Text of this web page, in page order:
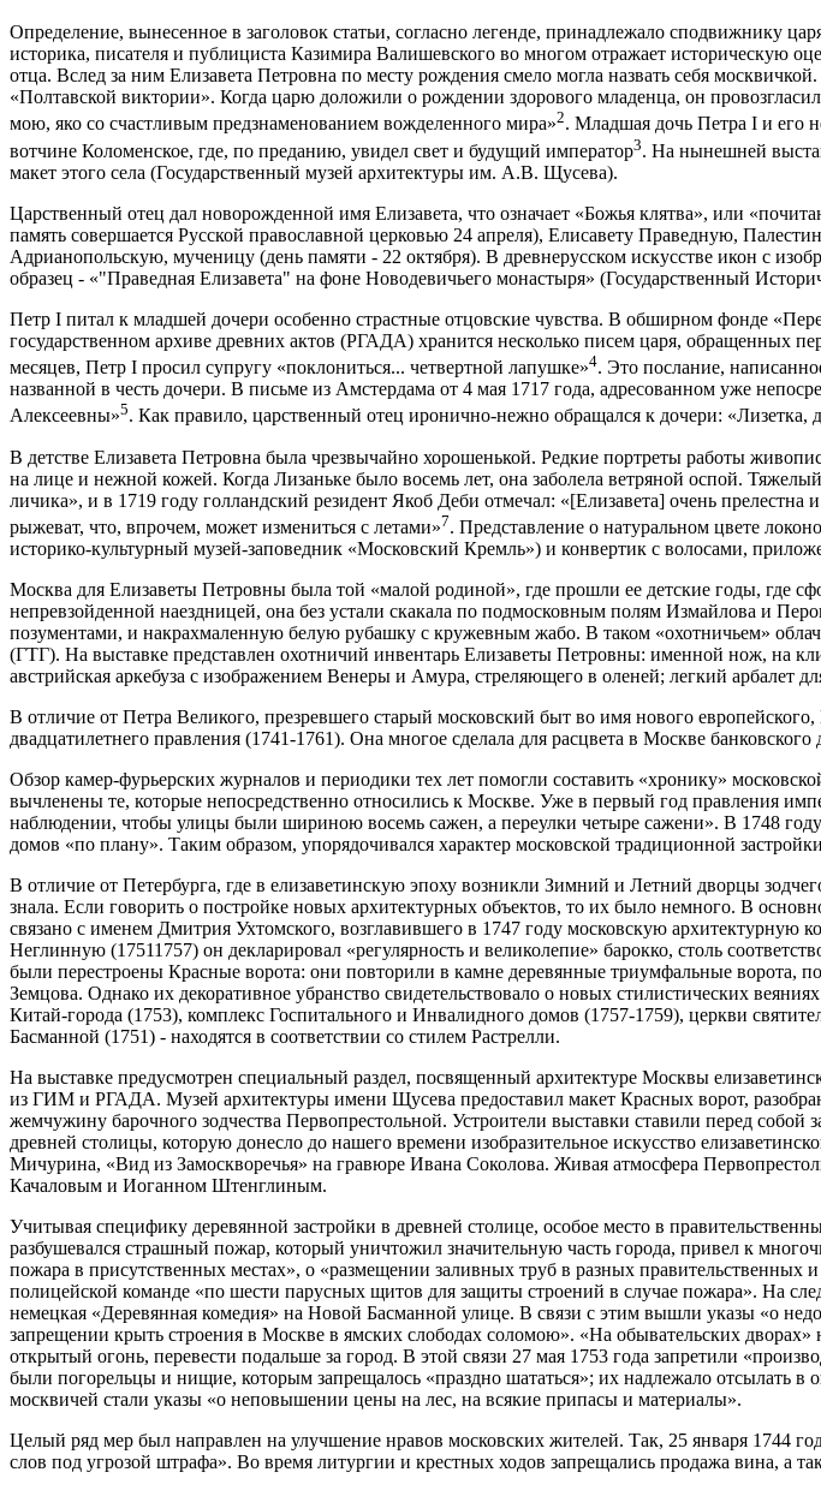
Определение, вынесенное в заголовок статьи, согласно легенде, принадлежало сподвижнику
историка, писателя и публициста Казимира Валишевского во многом отражает историческую
отца. Вслед за ним Елизавета Петровна по месту рождения смело могла назвать себя
«Полтавской виктории». Когда царю доложили о рождении здорового младенца, он
мою, яко со счастливым предзнаменованием вожделенного мира»2. Младшая дочь Петра I и его
вотчине Коломенское, где, по преданию, увидел свет и будущий император3. На нынешней
макет этого села (Государственный музей архитектуры им. А.В. Щусева).
Царственный отец дал новорожденной имя Елизавета, что означает «Божья клятва», или
память совершается Русской православной церковью 24 апреля), Елисавету Праведную,
Адрианопольскую, мученицу (день памяти - 22 октября). В древнерусском искусстве икон с
образец - «"Праведная Елизавета" на фоне Новодевичьего монастыря» (Государственный
Петр I питал к младшей дочери особенно страстные отцовские чувства. В обширном фонде
государственном архиве древних актов (РГАДА) хранится несколько писем царя, обращенных
месяцев, Петр I просил супругу «поклониться... четвертной лапушке»4. Это послание,
названной в честь дочери. В письме из Амстердама от 4 мая 1717 года, адресованном уже
Алексеевны»5. Как правило, царственный отец иронично-нежно обращался к дочери: «Лизетка,
В детстве Елизавета Петровна была чрезвычайно хорошенькой. Редкие портреты работы
на лице и нежной кожей. Когда Лизаньке было восемь лет, она заболела ветряной оспой.
личика», и в 1719 году голландский резидент Якоб Деби отмечал: «[Елизавета] очень
рыжеват, что, впрочем, может измениться с летами»7. Представление о натуральном цвете
историко-культурный музей-заповедник «Московский Кремль») и конвертик с волосами,
Москва для Елизаветы Петровны была той «малой родиной», где прошли ее детские годы, где
непревзойденной наездницей, она без устали скакала по подмосковным полям Измайлова и
позументами, и накрахмаленную белую рубашку с кружевным жабо. В таком «охотничьем»
(ГТГ). На выставке представлен охотничий инвентарь Елизаветы Петровны: именной нож, на
австрийская аркебуза с изображением Венеры и Амура, стреляющего в оленей; легкий
В отличие от Петра Великого, презревшего старый московский быт во имя нового
двадцатилетнего правления (1741-1761). Она многое сделала для расцвета в Москве
Обзор камер-фурьерских журналов и периодики тех лет помогли составить «хронику»
вычленены те, которые непосредственно относились к Москве. Уже в первый год правления
наблюдении, чтобы улицы были шириною восемь сажен, а переулки четыре сажени». В 1748
домов «по плану». Таким образом, упорядочивался характер московской традиционной
В отличие от Петербурга, где в елизаветинскую эпоху возникли Зимний и Летний дворцы
знала. Если говорить о постройке новых архитектурных объектов, то их было немного. В
связано с именем Дмитрия Ухтомского, возглавившего в 1747 году московскую архитектурную
Неглинную (17511757) он декларировал «регулярность и великолепие» барокко, столь
были перестроены Красные ворота: они повторили в камне деревянные триумфальные ворота,
Земцова. Однако их декоративное убранство свидетельствовало о новых стилистических
Китай-города (1753), комплекс Госпитального и Инвалидного домов (1757-1759), церкви
Басманной (1751) - находятся в соответствии со стилем Растрелли.
На выставке предусмотрен специальный раздел, посвященный архитектуре Москвы
из ГИМ и РГАДА. Музей архитектуры имени Щусева предоставил макет Красных ворот,
жемчужину барочного зодчества Первопрестольной. Устроители выставки ставили перед собой
древней столицы, которую донесло до нашего времени изобразительное искусство
Мичурина, «Вид из Замоскворечья» на гравюре Ивана Соколова. Живая атмосфера
Качаловым и Иоганном Штенглиным.
Учитывая специфику деревянной застройки в древней столице, особое место в
разбушевался страшный пожар, который уничтожил значительную часть города, привел к
пожара в присутственных местах», о «размещении заливных труб в разных
полицейской команде «по шести парусных щитов для защиты строений в случае пожара». На
немецкая «Деревянная комедия» на Новой Басманной улице. В связи с этим вышли указы «о
запрещении крыть строения в Москве в ямских слободах соломою». «На обывательских
открытый огонь, перевести подальше за город. В этой связи 27 мая 1753 года запретили
были погорельцы и нищие, которым запрещалось «праздно шататься»; их надлежало отсылать
москвичей стали указы «о неповышении цены на лес, на всякие припасы и материалы».
Целый ряд мер был направлен на улучшение нравов московских жителей. Так, 25 января 1744
слов под угрозой штрафа». Во время литургии и крестных ходов запрещались продажа вина, а